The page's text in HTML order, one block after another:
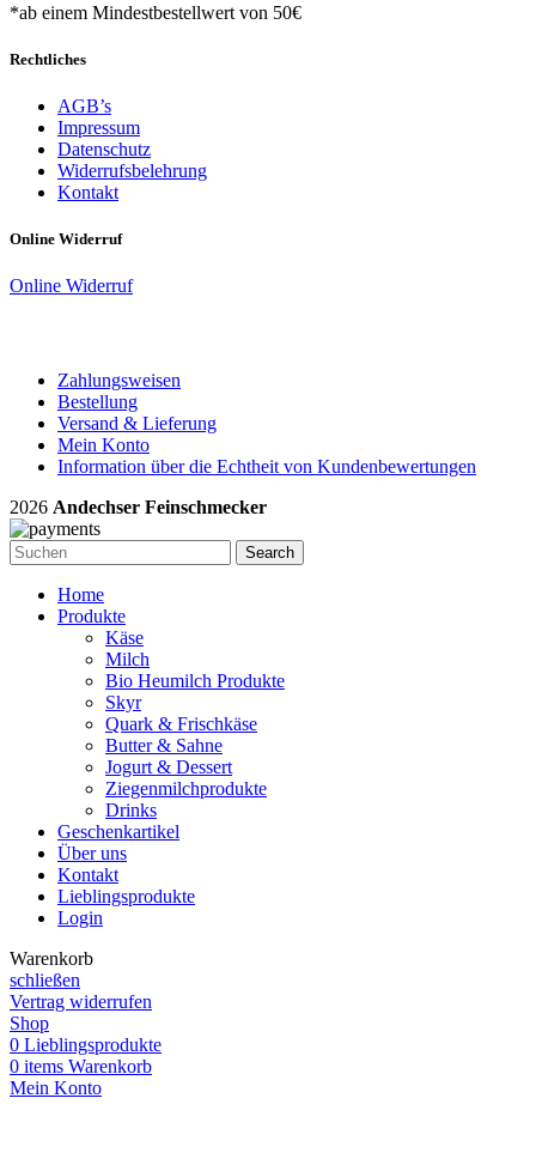
*ab einem Mindestbestellwert von 50€
Rechtliches
AGB’s
Impressum
Datenschutz
Widerrufsbelehrung
Kontakt
Online Widerruf
Online Widerruf
Zahlungsweisen
Bestellung
Versand & Lieferung
Mein Konto
Information über die Echtheit von Kundenbewertungen
2026 Andechser Feinschmecker
Search
Home
Produkte
Käse
Milch
Bio Heumilch Produkte
Skyr
Quark & Frischkäse
Butter & Sahne
Jogurt & Dessert
Ziegenmilchprodukte
Drinks
Geschenkartikel
Über uns
Kontakt
Lieblingsprodukte
Login
Warenkorb
schließen
Vertrag widerrufen
Shop
0 Lieblingsprodukte
0 items Warenkorb
Mein Konto